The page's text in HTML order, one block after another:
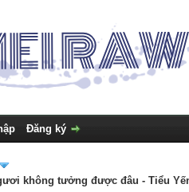
Đăng ký
không tưởng được đâu - Tiểu